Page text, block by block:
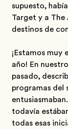
supuesto,
Target y a The
destinos de
¡Estamos muy
año! En
pasado,
programas del
todavía
todas esas